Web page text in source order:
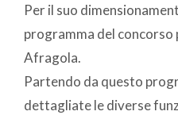
Per il suo
programma del concorso
Afragola.
Partendo da questo
dettagliate le diverse